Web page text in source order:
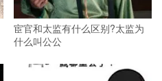
宦官和太监有什么区别?太监为
什么叫公公